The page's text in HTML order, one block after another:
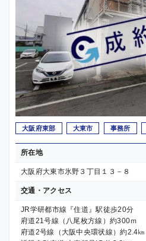
大阪府東部 大東市 事務所
所在地
大阪府大東市氷野３丁目１３－８
交通・アクセス
JR学研都市線『住道』駅徒歩20分
府道21号線（八尾枚方線）約300ｍ
府道2号線（大阪中央環状線）約2.4㎞